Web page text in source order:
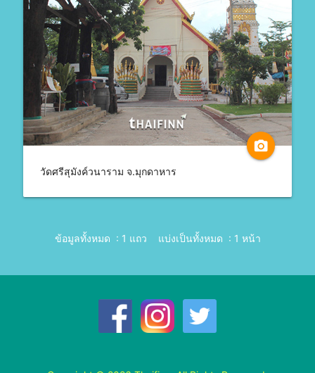
camera_alt
วัดศรีสุมังค์วนาราม จ.มุกดาหาร
ข้อมูลทั้งหมด : 1 แถว แบ่งเป็นทั้งหมด : 1 หน้า